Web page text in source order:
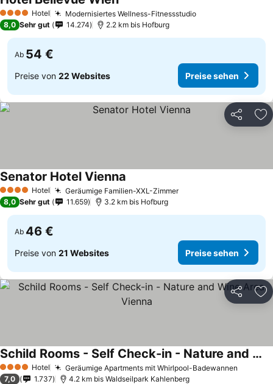
4 Sterne Hotel Modernisiertes Wellness-Fitnessstudio
8,0 Sehr gut 14.274 2.2 km bis Hofburg
Ab 54 €
Preise von 22 Websites Preise sehen
Teilen
4 Sterne Hotel Geräumige Familien-XXL-Zimmer
Senator Hotel Vienna
8,0 Sehr gut 11.659 3.2 km bis Hofburg
Ab 46 €
Preise von 21 Websites Preise sehen
Teilen
4 Sterne Hotel Geräumige Apartments mit Whirlpool-Badewannen
Schild Rooms - Self Check-in - Nature and Wine Area Vienna
7,0 1.737 4.2 km bis Waldseilpark Kahlenberg